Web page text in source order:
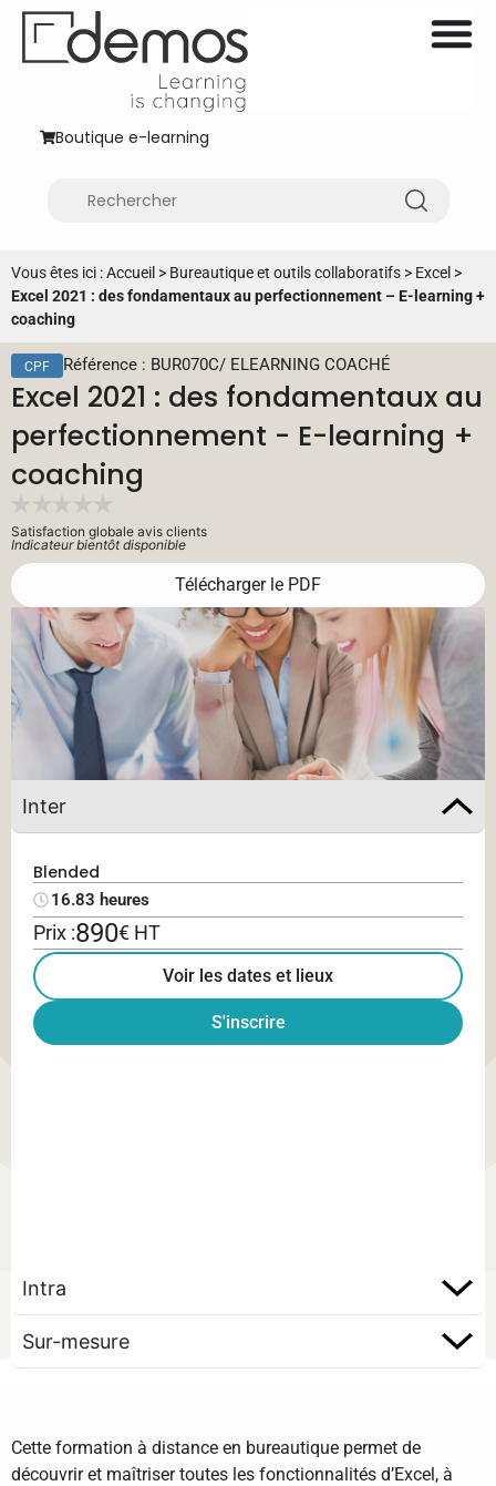
Boutique e-learning
Vous êtes ici :Accueil > Bureautique et outils collaboratifs > Excel >
Excel 2021 : des fondamentaux au perfectionnement – E-learning +
coaching
CPF Référence : BUR070C/ ELEARNING COACHÉ
Excel 2021 : des fondamentaux au
perfectionnement - E-learning +
coaching
Satisfaction globale avis clients
Indicateur bientôt disponible
Télécharger le PDF
Inter
Blended
16.83 heures
Prix :890€ HT
Voir les dates et lieux
S'inscrire
Intra
Sur-mesure
Cette formation à distance en bureautique permet de
découvrir et maîtriser toutes les fonctionnalités d’Excel, à